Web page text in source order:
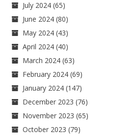
July 2024 (65)
June 2024 (80)
May 2024 (43)
April 2024 (40)
March 2024 (63)
February 2024 (69)
January 2024 (147)
December 2023 (76)
November 2023 (65)
October 2023 (79)